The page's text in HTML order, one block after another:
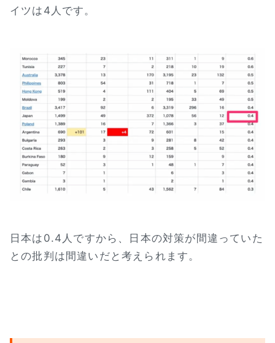
イツは4人です。
日本は0.4人ですから、日本の対策が間違っていた
との批判は間違いだと考えられます。